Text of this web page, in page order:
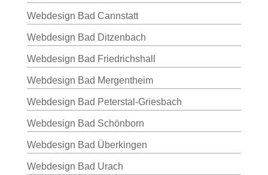
Webdesign Bad Cannstatt
Webdesign Bad Ditzenbach
Webdesign Bad Friedrichshall
Webdesign Bad Mergentheim
Webdesign Bad Peterstal-Griesbach
Webdesign Bad Schönborn
Webdesign Bad Überkingen
Webdesign Bad Urach